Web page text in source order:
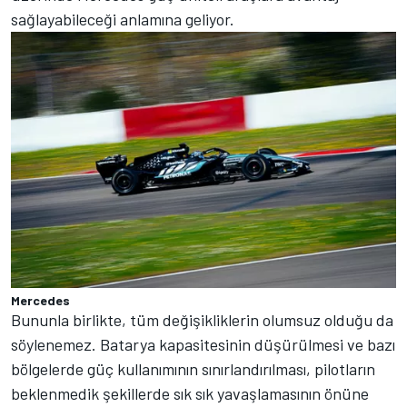
sağlayabileceği anlamına geliyor.
Mercedes
Bununla birlikte, tüm değişikliklerin olumsuz olduğu da
söylenemez. Batarya kapasitesinin düşürülmesi ve bazı
bölgelerde güç kullanımının sınırlandırılması, pilotların
beklenmedik şekillerde sık sık yavaşlamasının önüne